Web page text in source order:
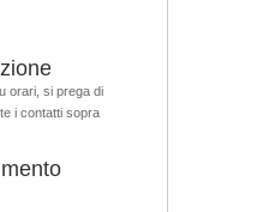
orari, si prega di
i contatti sopra